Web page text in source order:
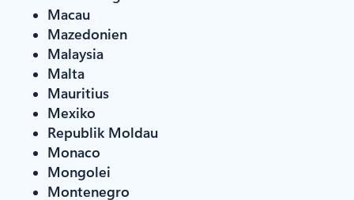
Macau
Mazedonien
Malaysia
Malta
Mauritius
Mexiko
Republik Moldau
Monaco
Mongolei
Montenegro